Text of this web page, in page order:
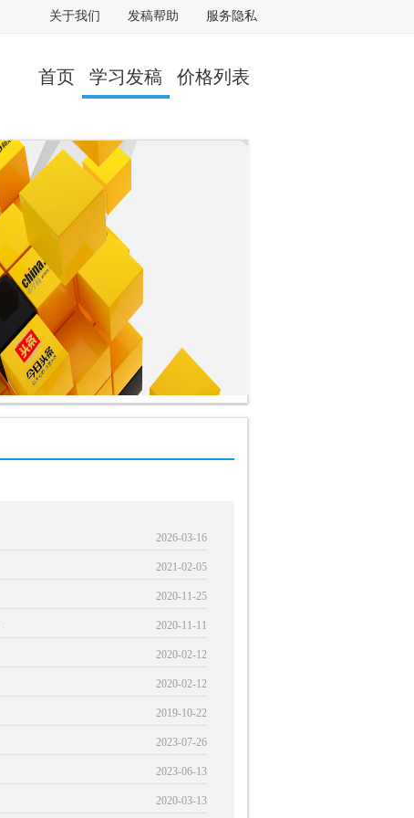
关于我们 发稿帮助 服务隐私
首页 学习发稿 价格列表
2026-03-16
2021-02-05
2020-11-25
2020-11-11
2020-02-12
2020-02-12
2019-10-22
2023-07-26
2023-06-13
2020-03-13